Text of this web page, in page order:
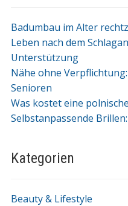
Badumbau im Alter
Leben nach dem
Unterstützung
Nähe ohne
Senioren
Was kostet eine
Selbstanpassende
Kategorien
Beauty & Lifestyle